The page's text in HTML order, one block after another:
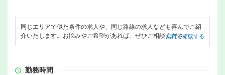
同じエリアで似た条件の求人や、同じ路線の求人なども喜んでご紹
介いたします。お悩みやご希望があれば、ぜひご相談ください。
無料で相談する
勤務時間